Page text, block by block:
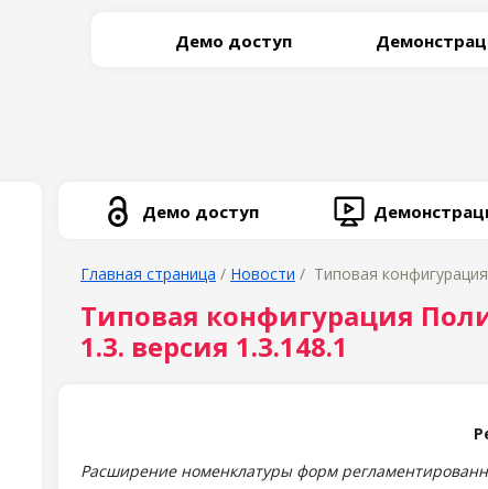
Демо доступ
Демо доступ
Главная страница / Новости / Типовая
Типовая конфигурация
1.3. версия 1.3.148.1
Расширение номенклатуры форм